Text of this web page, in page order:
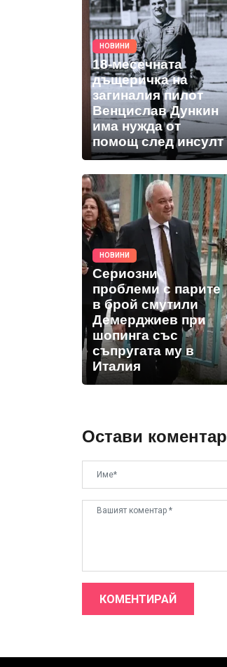
НОВИНИ
18-месечната
дъщеричка на
загиналия пилот
Венцислав Дункин
има нужда от
помощ след инсулт
НОВИНИ
Сериозни
проблеми с парите
в брой смутили
Демерджиев при
шопинга със
съпругата му в
Италия
Остави коментар
КОМЕНТИРАЙ